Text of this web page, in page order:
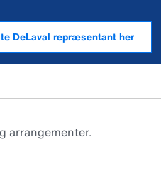
DeLaval repræsentant her
arrangementer.